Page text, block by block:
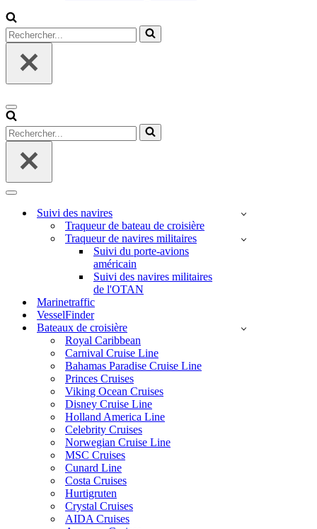
Rechercher...
Menu
de
navigation
Rechercher...
Menu
navigationSuivi des navires
Traqueur de bateau de croisière
Traqueur de navires militaires
Suivi du porte-avions
américain
Suivi des navires militaires
de l'OTAN
Marinetraffic
VesselFinder
Bateaux de croisière
Royal Caribbean
Carnival Cruise Line
Bahamas Paradise Cruise Line
Princes Cruises
Viking Ocean Cruises
Disney Cruise Line
Holland America Line
Celebrity Cruises
Norwegian Cruise Line
MSC Cruises
Cunard Line
Costa Cruises
Hurtigruten
Crystal Cruises
AIDA Cruises